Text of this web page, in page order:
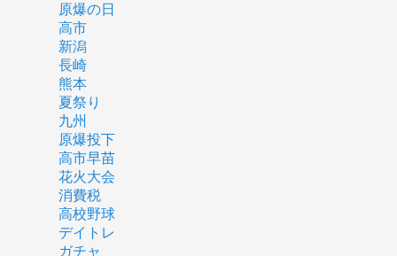
原爆の日
高市
新潟
長崎
熊本
夏祭り
九州
原爆投下
高市早苗
花火大会
消費税
高校野球
デイトレ
ガチャ